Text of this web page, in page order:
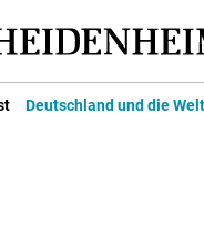
Deutschland und die Welt